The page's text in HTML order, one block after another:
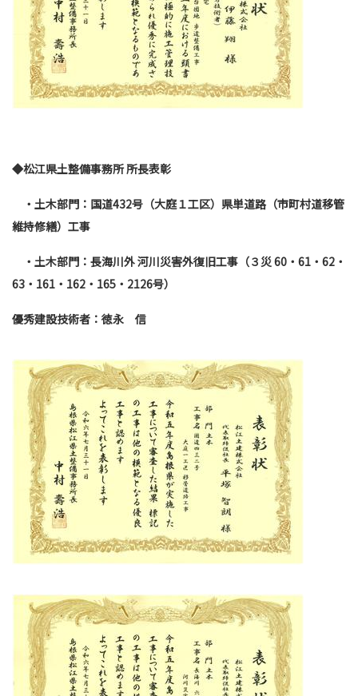
◆松江県土整備事務所 所長表彰
・土木部門：国道432号（大庭１工区）県単道路（市町村道移管
維持修繕）工事
・土木部門：長海川外 河川災害外復旧工事（３災60 ・ 61 ・ 62 ・
63 ・ 161 ・ 162 ・ 165 ・ 2126号）
優秀建設技術者：徳永 信